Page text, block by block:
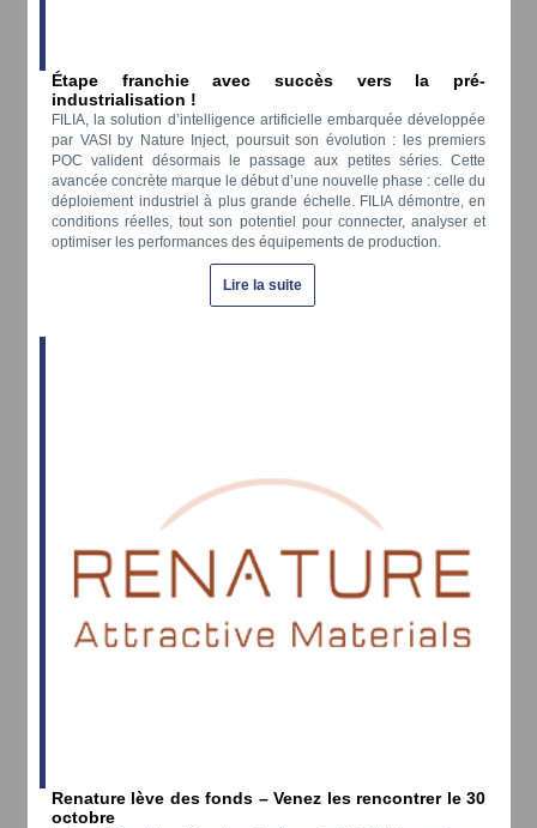
Étape franchie avec succès vers la pré-
industrialisation !
FILIA, la solution d’intelligence artificielle embarquée développée
par VASI by Nature Inject, poursuit son évolution : les premiers
POC valident désormais le passage aux petites séries. Cette
avancée concrète marque le début d’une nouvelle phase : celle du
déploiement industriel à plus grande échelle. FILIA démontre, en
conditions réelles, tout son potentiel pour connecter, analyser et
optimiser les performances des équipements de production.
Lire la suite
Renature lève des fonds – Venez les rencontrer le 30
octobre